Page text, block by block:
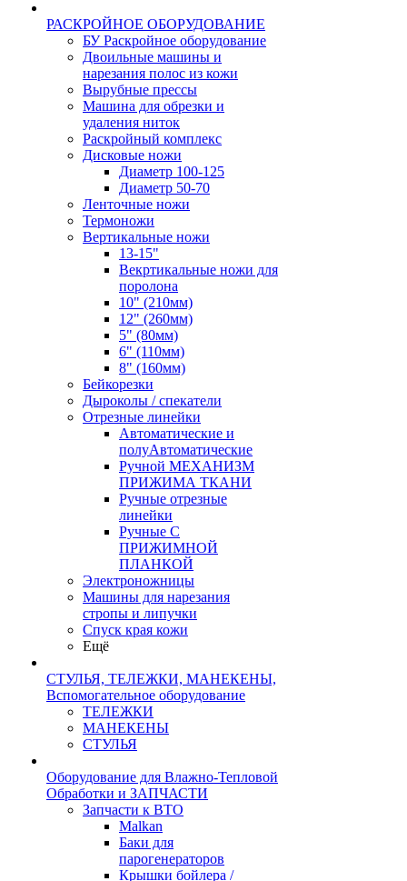
РАСКРОЙНОЕ ОБОРУДОВАНИЕ
БУ Раскройное оборудование
Двоильные машины и
нарезания полос из кожи
Вырубные прессы
Машина для обрезки и
удаления ниток
Раскройный комплекс
Дисковые ножи
Диаметр 100-125
Диаметр 50-70
Ленточные ножи
Термоножи
Вертикальные ножи
13-15"
Векртикальные ножи для
поролона
10" (210мм)
12" (260мм)
5" (80мм)
6" (110мм)
8" (160мм)
Бейкорезки
Дыроколы / спекатели
Отрезные линейки
Автоматические и
полуАвтоматические
Ручной МЕХАНИЗМ
ПРИЖИМА ТКАНИ
Ручные отрезные
линейки
Ручные С
ПРИЖИМНОЙ
ПЛАНКОЙ
Электроножницы
Машины для нарезания
стропы и липучки
Спуск края кожи
Ещё
СТУЛЬЯ, ТЕЛЕЖКИ, МАНЕКЕНЫ,
Вспомогательное оборудование
ТЕЛЕЖКИ
МАНЕКЕНЫ
СТУЛЬЯ
Оборудование для Влажно-Тепловой
Обработки и ЗАПЧАСТИ
Запчасти к ВТО
Malkan
Баки для
парогенераторов
Крышки бойлера /